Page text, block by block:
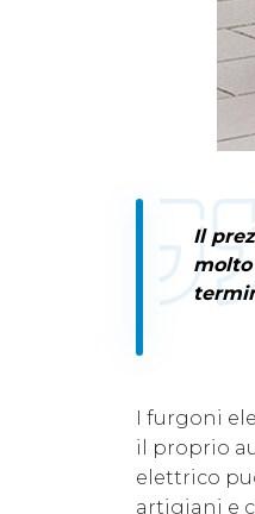
Il
I furgoni
il proprio
elettrico
artigiani e